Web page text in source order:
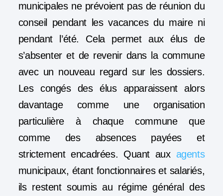
municipales ne prévoient pas de réunion du
conseil pendant les vacances du maire ni
pendant l’été. Cela permet aux élus de
s’absenter et de revenir dans la commune
avec un nouveau regard sur les dossiers.
Les congés des élus apparaissent alors
davantage comme une organisation
particulière à chaque commune que
comme des absences payées et
strictement encadrées. Quant aux agents
municipaux, étant fonctionnaires et salariés,
ils restent soumis au régime général des